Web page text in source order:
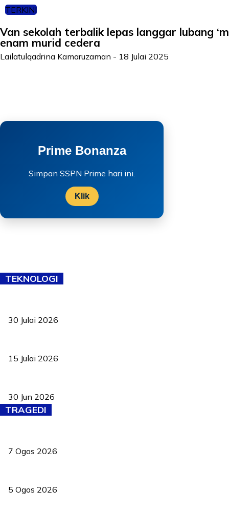
TERKINI
Van sekolah terbalik lepas langgar lubang
enam murid cedera
Lailatulqadrina Kamaruzaman - 18 Julai 2025
Prime Bonanza
Simpan SSPN Prime hari ini.
Klik
TEKNOLOGI
30 Julai 2026
15 Julai 2026
30 Jun 2026
TRAGEDI
7 Ogos 2026
5 Ogos 2026